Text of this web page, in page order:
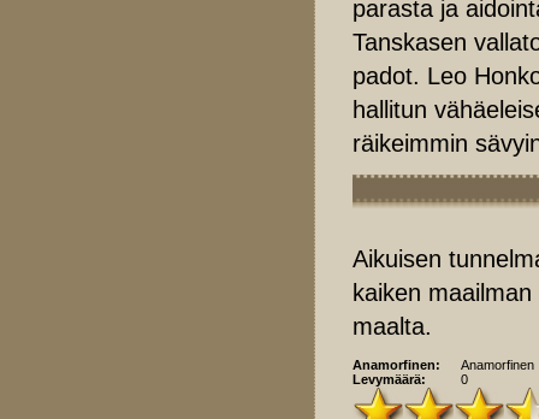
parasta ja
Tanskasen
padot. Leo
hallitun
räikeimmin
Aikuisen
kaiken
maalta.
Anamorfinen:
Anamorfinen
Levymäärä:
0